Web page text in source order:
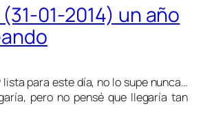
01-2014) un año
lista para este día, no lo supe nunca…
pero no pensé que llegaría tan